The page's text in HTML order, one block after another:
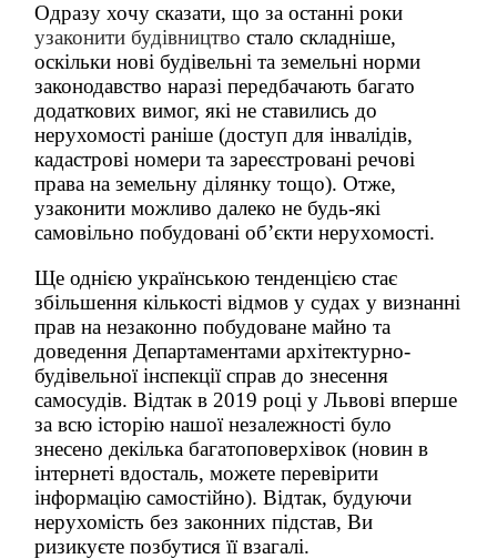
Одразу хочу сказати, що за останні роки
узаконити будівництво стало складніше,
оскільки нові будівельні та земельні норми
законодавство наразі передбачають багато
додаткових вимог, які не ставились до
нерухомості раніше (доступ для інвалідів,
кадастрові номери та зареєстровані речові
права на земельну ділянку тощо). Отже,
узаконити можливо далеко не будь-які
самовільно побудовані об’єкти нерухомості.
Ще однією українською тенденцією стає
збільшення кількості відмов у судах у визнанні
прав на незаконно побудоване майно та
доведення Департаментами архітектурно-
будівельної інспекції справ до знесення
самосудів. Відтак в 2019 році у Львові вперше
за всю історію нашої незалежності було
знесено декілька багатоповерхівок (новин в
інтернеті вдосталь, можете перевірити
інформацію самостійно). Відтак, будуючи
нерухомість без законних підстав, Ви
ризикуєте позбутися її взагалі.